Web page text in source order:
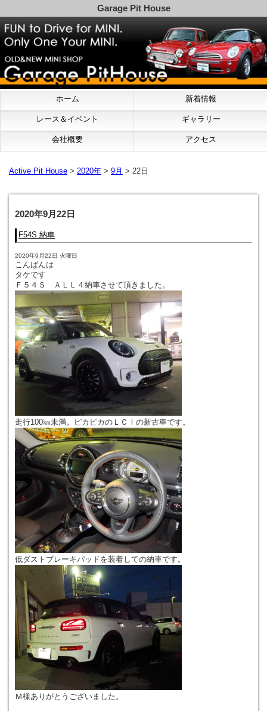
Garage Pit House
ホーム 新着情報
レース＆イベント ギャラリー
会社概要 アクセス
Active Pit House > 2020年 > 9月 > 22日
2020年9月22日
F54S 納車
2020年9月22日 火曜日
こんばんは
タケです
Ｆ５４Ｓ ＡＬＬ４納車させて頂きました。
走行100㎞未満。ピカピカのＬＣＩの新古車です。
低ダストブレーキパッドを装着しての納車です。
Ｍ様ありがとうございました。